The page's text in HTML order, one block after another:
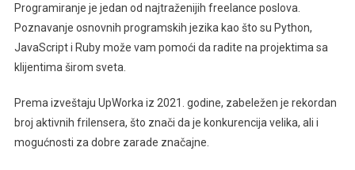
Programiranje je jedan od najtraženijih freelance poslova.
Poznavanje osnovnih programskih jezika kao što su Python,
JavaScript i Ruby može vam pomoći da radite na projektima sa
klijentima širom sveta.
Prema izveštaju UpWorka iz 2021. godine, zabeležen je rekordan
broj aktivnih frilensera, što znači da je konkurencija velika, ali i
mogućnosti za dobre zarade značajne.